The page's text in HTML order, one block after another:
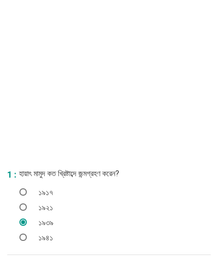
1 : হায়াৎ মামুদ কত খ্রিষ্টাব্দে জন্মগ্রহণ করেন?
১৯১৭
১৯২১
১৯৩৯
১৯৪১